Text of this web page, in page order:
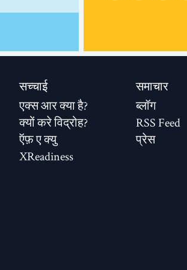
सच्चाई
एक्स आर क्या है?
क्यों करे विद्रोह?
ऍफ़ ए क्यु
XReadiness
समाचार
ब्लॉग
RSS Feed
प्रेस